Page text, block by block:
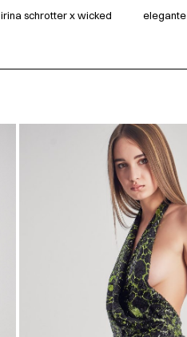
irina schrotter x wicked elegante